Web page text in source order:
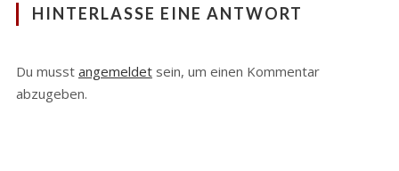
HINTERLASSE EINE ANTWORT
Du musst angemeldetsein, um einen Kommentar
abzugeben.